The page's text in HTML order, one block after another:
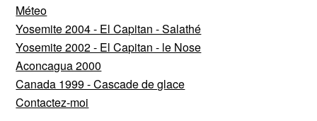
Méteo
Yosemite 2004 - El Capitan - Salathé
Yosemite 2002 - El Capitan - le Nose
Aconcagua 2000
Canada 1999 - Cascade de glace
Contactez-moi